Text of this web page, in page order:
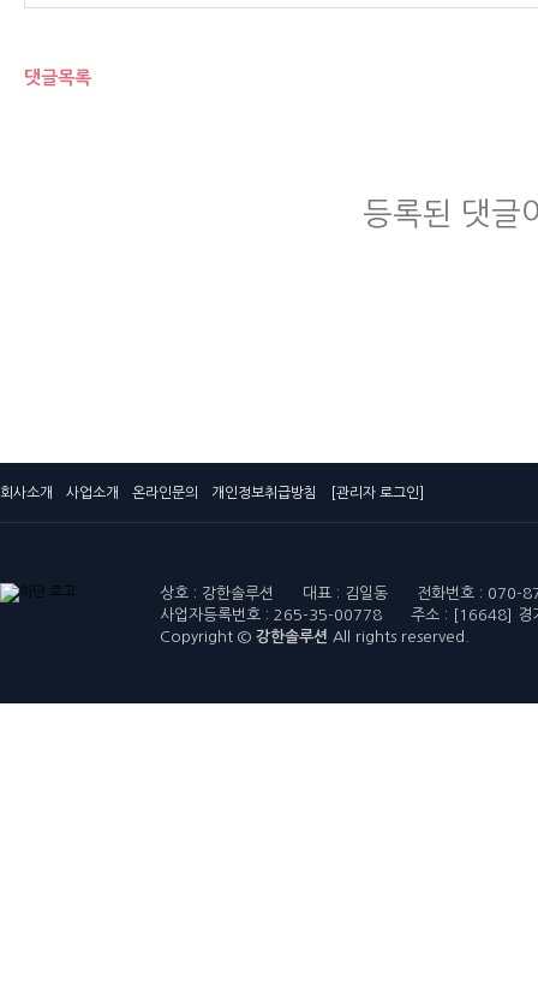
댓글목록
등록된 댓글
회사소개 사업소개 온라인문의 개인정보취급방침 [관리자 로그인]
상호 : 강한솔루션 대표 : 김일동 전화번호 :
사업자등록번호 : 265-35-00778 주소 : [16648] 경기
Copyright © 강한솔루션 All rights reserved.